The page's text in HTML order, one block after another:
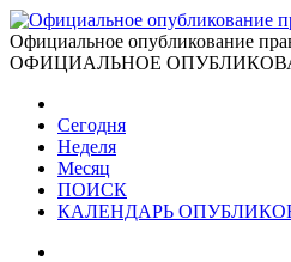
Официальное опубликование
ОФИЦИАЛЬНОЕ
Сегодня
Неделя
Месяц
ПОИСК
КАЛЕНДАРЬ